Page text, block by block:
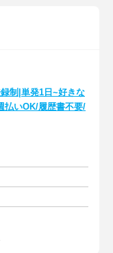
録制|単発1日~好きな
払いOK/履歴書不要/